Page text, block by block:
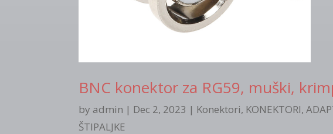
BNC konektor za RG59, muški,
byadmin | Dec 2, 2023 | Konektori, KONEKTORI,
ŠTIPALJKE